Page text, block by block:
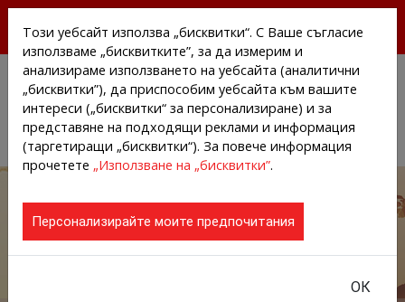
АГЕНЦИИТЕ И КОМПАНИИТЕ
Този уебсайт използва „бисквитки“. С Ваше съгласие
използваме „бисквитките”, за да измерим и
анализираме използването на уебсайта (аналитични
„бисквитки”), да приспособим уебсайта към вашите
интереси („бисквитки“ за персонализиране) и за
представяне на подходящи реклами и информация
(таргетиращи „бисквитки“). За повече информация
прочетете „Използване на „бисквитки”.
Персонализирайте моите предпочитания
ОК